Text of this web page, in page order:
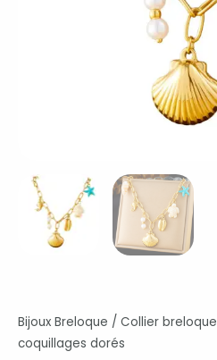
Bijoux Breloque / Collier breloque
coquillages dorés